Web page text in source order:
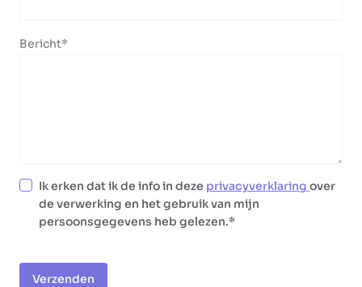
Bericht
Ik erken dat ik de info in deze privacyverklaring over
de verwerking en het gebruik van mijn
persoonsgegevens heb gelezen.
Verzenden